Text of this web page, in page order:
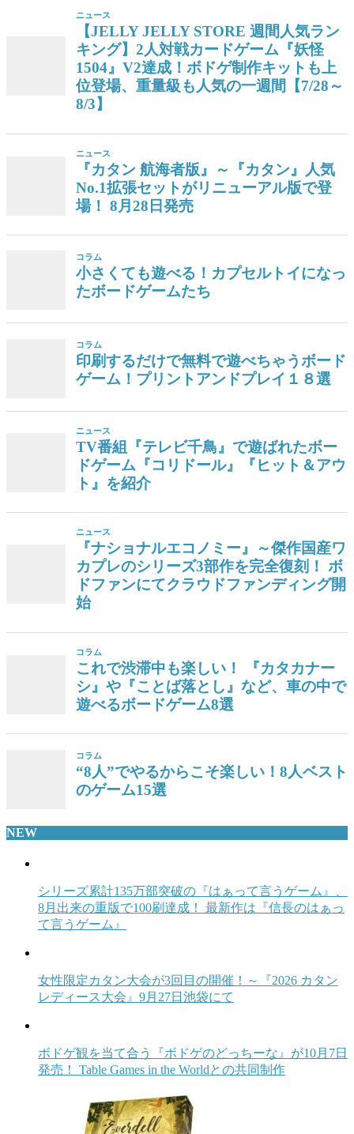
ニュース
【JELLY JELLY STORE 週間人気ラン
キング】2人対戦カードゲーム『妖怪
1504』V2達成！ボドゲ制作キットも上
位登場、重量級も人気の一週間【7/28～
8/3】
ニュース
『カタン 航海者版』～『カタン』人気
No.1拡張セットがリニューアル版で登
場！ 8月28日発売
コラム
小さくても遊べる！カプセルトイになっ
たボードゲームたち
コラム
印刷するだけで無料で遊べちゃうボード
ゲーム！プリントアンドプレイ１８選
ニュース
TV番組『テレビ千鳥』で遊ばれたボー
ドゲーム『コリドール』『ヒット＆アウ
ト』を紹介
ニュース
『ナショナルエコノミー』～傑作国産ワ
カプレのシリーズ3部作を完全復刻！ ボ
ドファンにてクラウドファンディング開
始
コラム
これで渋滞中も楽しい！ 『カタカナー
シ』や『ことば落とし』など、車の中で
遊べるボードゲーム8選
コラム
“8人”でやるからこそ楽しい！8人ベスト
のゲーム15選
NEW
シリーズ累計135万部突破の『はぁって言うゲーム』、
8月出来の重版で100刷達成！ 最新作は『信長のはぁっ
て言うゲーム』
女性限定カタン大会が3回目の開催！～『2026 カタン
レディース大会』9月27日池袋にて
ボドゲ観を当て合う『ボドゲのどっちーな』が10月7日
発売！ Table Games in the Worldとの共同制作